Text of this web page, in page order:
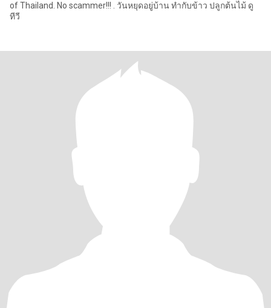
of Thailand. No scammer!!! . วันหยุดอยู่บ้าน ทำกับข้าว ปลูกต้นไม้ ดู
ทีวี